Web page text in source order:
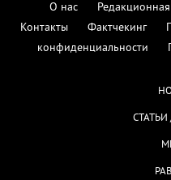
О нас
Контакты
Фактчекинг
конфиденциальности